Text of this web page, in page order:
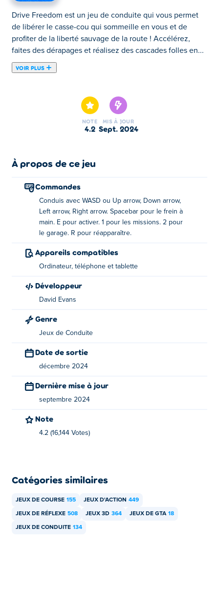
Drive Freedom est un jeu de conduite qui vous permet
de libérer le casse-cou qui sommeille en vous et de
profiter de la liberté sauvage de la route ! Accélérez,
faites des dérapages et réalisez des cascades folles en...
VOIR PLUS
profiter de la liberté sauvage de la route ! Accélérez,
faites des dérapages et réalisez des cascades folles en
traversant la ville. Foncez dans les feux de circulation,
d'essence et l'état de votre voiture. Collectez des pièces
accomplissez des missions amusantes pour gagner de
l'XP. Êtes-vous prêt à prendre la route sans limites ?
Comment jouer à Drive Freedom ?
Conduite : WASD ou les touches fléchées
Frein à main : la barre d'espace
Voir les missions : 1
Qui a créé Drive Freedom ?
Drive Freedom est créé par David Evans. C'est leur
Comment puis-je jouer à Drive Freedom
Vous pouvez jouer à Drive Freedom gratuitement sur
appareils mobiles et sur un ordinateur de
Drive Freedom peut être joué sur votre ordinateur et vos
NOTE
4.2
MIS À JOUR
sept. 2024
À propos de ce jeu
Commandes
Conduis avec WASD ou Up arrow, Down arrow,
Left arrow, Right arrow. Spacebar pour le frein à
main. E pour activer. 1 pour les missions. 2 pour
le garage. R pour réapparaître.
Appareils compatibles
Ordinateur, téléphone et tablette
Développeur
David Evans
Genre
Jeux de Conduite
Date de sortie
décembre 2024
Dernière mise à jour
septembre 2024
Note
4.2 (16,144 Votes)
Catégories similaires
JEUX DE COURSE 155 JEUX D'ACTION 449
JEUX DE RÉFLEXE 508 JEUX 3D 364 JEUX DE GTA 18
JEUX DE CONDUITE 134